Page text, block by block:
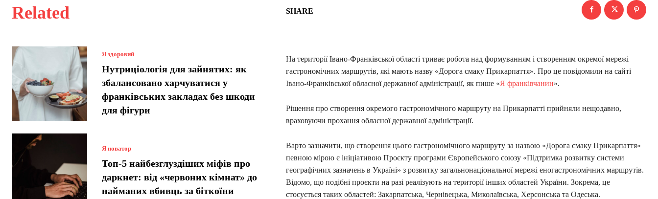
Related
Я здоровий
Нутриціологія для зайнятих: як
збалансовано харчуватися у
франківських закладах без шкоди
для фігури
Я новатор
Топ-5 найбезглуздіших міфів про
даркнет: від «червоних кімнат» до
найманих вбивць за біткоїни
SHARE
На території Івано-Франківської області триває робота над формуванням і створенням окремої мережі
гастрономічних маршрутів, які мають назву «Дорога смаку Прикарпаття». Про це повідомили на сайті
Івано-Франківської обласної державної адміністрації, як пише «Я франківчанин».
Рішення про створення окремого гастрономічного маршруту на Прикарпатті прийняли нещодавно,
враховуючи прохання обласної державної адміністрації.
Варто зазначити, що створення цього гастрономічного маршруту за назвою «Дорога смаку Прикарпаття»
певною мірою є ініціативою Проєкту програми Європейського союзу «Підтримка розвитку системи
географічних зазначень в Україні» з розвитку загальнонаціональної мережі еногастрономічних маршрутів.
Відомо, що подібні проєкти на разі реалізують на території інших областей України. Зокрема, це
стосується таких областей: Закарпатська, Чернівецька, Миколаївська, Херсонська та Одеська.